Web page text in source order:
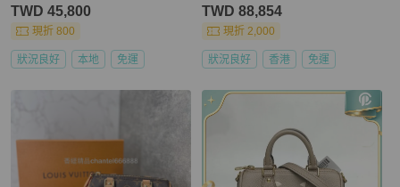
TWD 45,800
現折 800
狀況良好 本地 免運
TWD 88,854
現折 2,000
狀況良好 香港 免運